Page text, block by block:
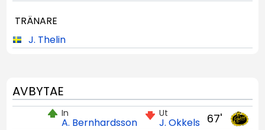
TRÄNARE
J. Thelin
AVBYTAE
67'
Ut
J. Okkels
In
A. Bernhardsson